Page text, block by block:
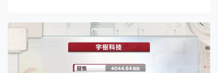
升27.5%，較前一個月放緩，差過市場預期。總計7月貿易
順差1,125億美元，按月減少約一成。 海關總署表示國家
經濟向好，為外貿表現提供支撐。海關總署新聞發言人呂
大良：「我國經濟頂壓前行，向新向優，對外貿進出口增